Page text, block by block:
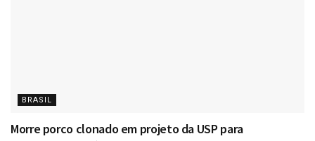
BRASIL
Morre porco clonado em projeto da USP para